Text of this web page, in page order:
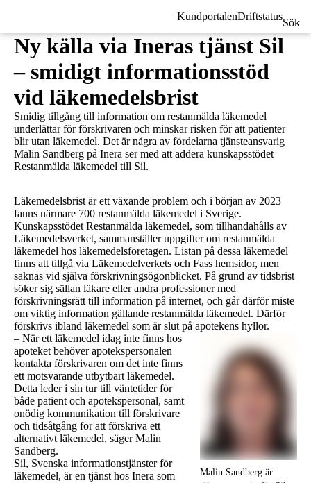
KundportalenDriftstatus
Sök
Ny källa via Ineras tjänst Sil
– smidigt informationsstöd
vid läkemedelsbrist
Smidig tillgång till information om restanmälda läkemedel
underlättar för förskrivaren och minskar risken för att patienter
blir utan läkemedel. Det är några av fördelarna tjänsteansvarig
Malin Sandberg på Inera ser med att addera kunskapsstödet
Restanmälda läkemedel till Sil.
Läkemedelsbrist är ett växande problem och i början av 2023
fanns närmare 700 restanmälda läkemedel i Sverige.
Kunskapsstödet Restanmälda läkemedel, som tillhandahålls av
Läkemedelsverket, sammanställer uppgifter om restanmälda
läkemedel hos läkemedelsföretagen. Listan på dessa läkemedel
finns att tillgå via Läkemedelverkets och Fass hemsidor, men
saknas vid själva förskrivningsögonblicket. På grund av tidsbrist
söker sig sällan läkare eller andra professioner med
förskrivningsrätt till information på internet, och går därför miste
om viktig information gällande restanmälda läkemedel. Därför
förskrivs ibland läkemedel som är slut på apotekens hyllor.
Malin Sandberg är
– När ett läkemedel idag inte finns hos
apoteket behöver apotekspersonalen
kontakta förskrivaren om det inte finns
ett motsvarande utbytbart läkemedel.
Detta leder i sin tur till väntetider för
både patient och apotekspersonal, samt
onödig kommunikation till förskrivare
och tidsåtgång för att förskriva ett
alternativt läkemedel, säger Malin
Sandberg.
Sil, Svenska informationstjänster för
läkemedel, är en tjänst hos Inera som